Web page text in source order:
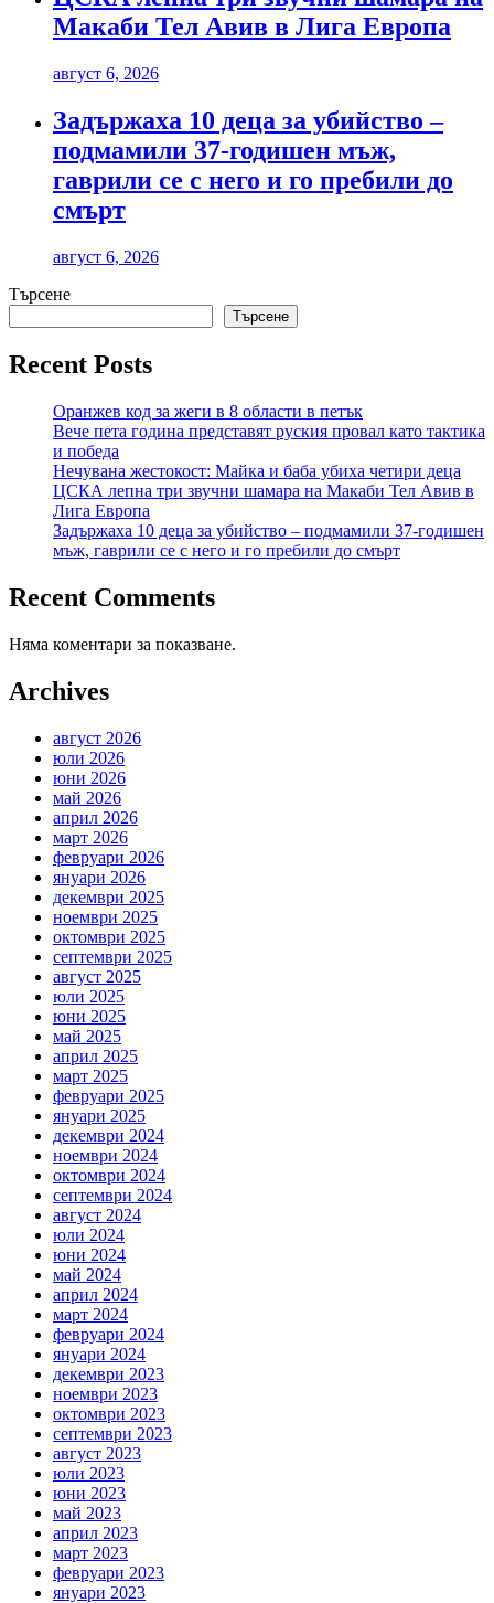
Макаби Тел Авив в Лига Европа
август 6, 2026
Задържаха 10 деца за убийство –
подмамили 37-годишен мъж,
гаврили се с него и го пребили до
смърт
август 6, 2026
Търсене
Търсене
Recent Posts
Оранжев код за жеги в 8 области в петък
Вече пета година представят руския провал като тактика
и победа
Нечувана жестокост: Майка и баба убиха четири деца
ЦСКА лепна три звучни шамара на Макаби Тел Авив в
Лига Европа
Задържаха 10 деца за убийство – подмамили 37-годишен
мъж, гаврили се с него и го пребили до смърт
Recent Comments
Няма коментари за показване.
Archives
август 2026
юли 2026
юни 2026
май 2026
април 2026
март 2026
февруари 2026
януари 2026
декември 2025
ноември 2025
октомври 2025
септември 2025
август 2025
юли 2025
юни 2025
май 2025
април 2025
март 2025
февруари 2025
януари 2025
декември 2024
ноември 2024
октомври 2024
септември 2024
август 2024
юли 2024
юни 2024
май 2024
април 2024
март 2024
февруари 2024
януари 2024
декември 2023
ноември 2023
октомври 2023
септември 2023
август 2023
юли 2023
юни 2023
май 2023
април 2023
март 2023
февруари 2023
януари 2023